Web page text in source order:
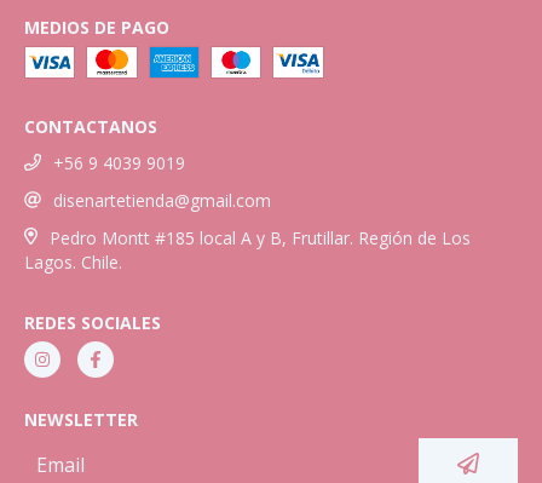
MEDIOS DE PAGO
CONTACTANOS
+56 9 4039 9019
disenartetienda@gmail.com
Pedro Montt #185 local A y B, Frutillar. Región de Los
Lagos. Chile.
REDES SOCIALES
NEWSLETTER